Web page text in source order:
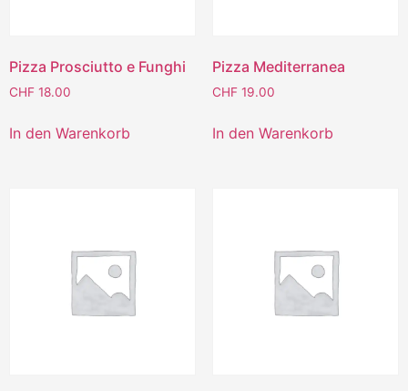
Pizza Prosciutto e Funghi
CHF 18.00
In den Warenkorb
Pizza Mediterranea
CHF19.00
In den Warenkorb